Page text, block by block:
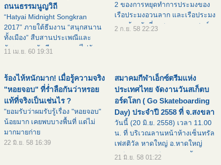
ถนนธรรมนูญวิถี
“Hatyai Midnight Songkran
2017” ภายใต้ธีมงาน “สนุกสนาน
ทั้งเมือง” สืบสานประเพณีและ
วัฒนธรรมอันดีงาม ควบคู่ไปกับ
เอกลักษณ์การท่องเที่ยวสงกรานต์
ของนค
11 เม.ย. 60 19:31
2 ของการหยุดทำการประมงของ
เรือประมงอวนลาก และเรือประมง
อวนล้อมจับที่ จ.สงขลา ทางศูนย์
2 ก.ย. 58 22:23
ร้องไห้หนักมาก! เมื่อรู้ความจริง
"หอยจอบ" ที่ร่ำลือกันว่าหรอย
แท้ที่จริงเป็นเช่นไร ?
"ยอมรับว่าผมรับรู้เรื่อง "หอยจอบ"
น้อยมาก เคยพบบางพื้นที่ แต่ไม่
มากมายก่าย
22 มิ.ย. 58 16:39
สมาคมกีฬาเอ็กซ์ตรีมแห่ง
ประเทศไทย จัดงานวันสเก็ตบ
อร์ดโลก ( Go Skateboarding
Day) ประจำปี 2558 ที่ จ.สงขลา
วันนี้ (20 มิ.ย. 2558) เวลา 11.00
น. ที่ บริเวณลานหน้าห้างเซ็นทรัล
เฟสติวัล หาดใหญ่ อ.หาดใหญ่
จ.สงขลา นายสมหมาย ขวัญทอง
21 มิ.ย. 58 01:22